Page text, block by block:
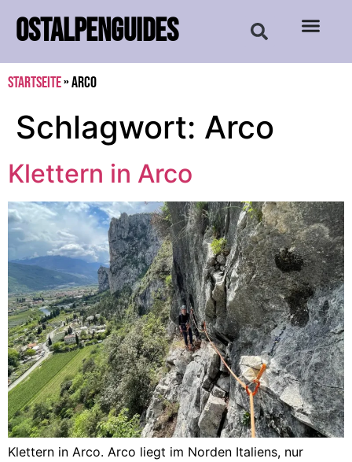
OSTALPENGUIDES
Startseite»Arco
Schlagwort: Arco
Klettern in Arco
Klettern in Arco. Arco liegt im Norden Italiens, nur